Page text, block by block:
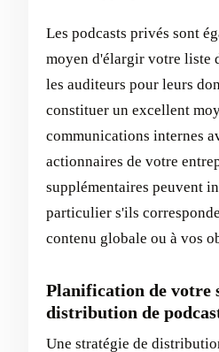
Les podcasts privés sont
moyen d'élargir votre liste
les auditeurs pour leurs
constituer un excellent
communications internes
actionnaires de votre
supplémentaires peuvent
particulier s'ils
contenu globale ou à vos
Planification de votre
distribution de
Une stratégie de